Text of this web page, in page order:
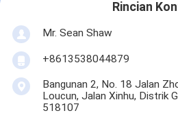
Rincian
Mr. Sean Shaw
+8613538044879
Bangunan 2, No. 18 Jalan
Loucun, Jalan Xinhu, Distrik
518107